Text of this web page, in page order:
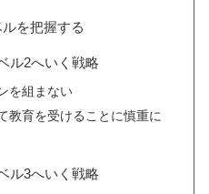
を把握する
ル2へいく戦略
を組まない
教育を受けることに慎重に
ル3へいく戦略